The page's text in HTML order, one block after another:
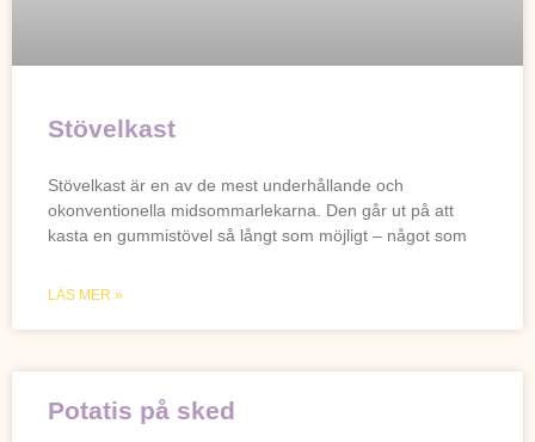
Stövelkast
Stövelkast är en av de mest underhållande och
okonventionella midsommarlekarna. Den går ut på att
kasta en gummistövel så långt som möjligt – något som
LÄS MER »
Potatis på sked